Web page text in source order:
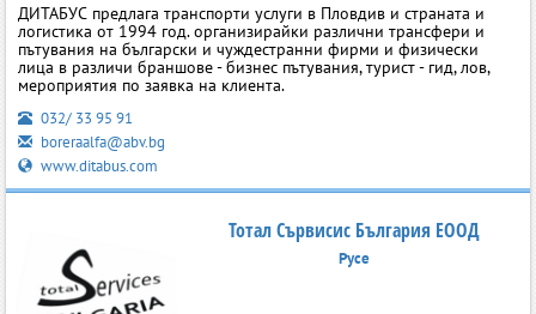
ДИТАБУС предлага транспорти услуги в Пловдив и страната и
логистика от 1994 год. организирайки различни трансфери и
пътувания на български и чуждестранни фирми и физически
лица в различи браншове - бизнес пътувания, турист - гид, лов,
мероприятия по заявка на клиента.
032/ 33 95 91
boreraalfa@abv.bg
www.ditabus.com
Тотал Сървисис България ЕООД
Русе